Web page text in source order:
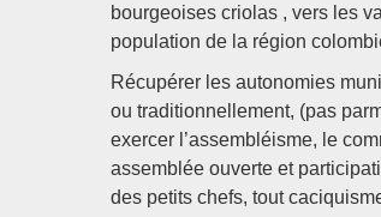
bourgeoises criolas , vers les
population de la région
Récupérer les autonomies
ou traditionnellement, (pas
exercer l’assembléisme, le
assemblée ouverte et
des petits chefs, tout